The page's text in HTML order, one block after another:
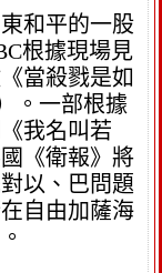
和平的一股
根據現場見
當殺戮是如
。一部根據
我名叫若
《衛報》將
以、巴問題
自由加薩海